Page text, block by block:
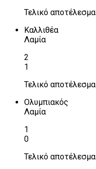
Τελικό αποτέλεσμα
Καλλιθέα
Λαμία
2
1
Τελικό αποτέλεσμα
Ολυμπιακός
Λαμία
1
0
Τελικό αποτέλεσμα